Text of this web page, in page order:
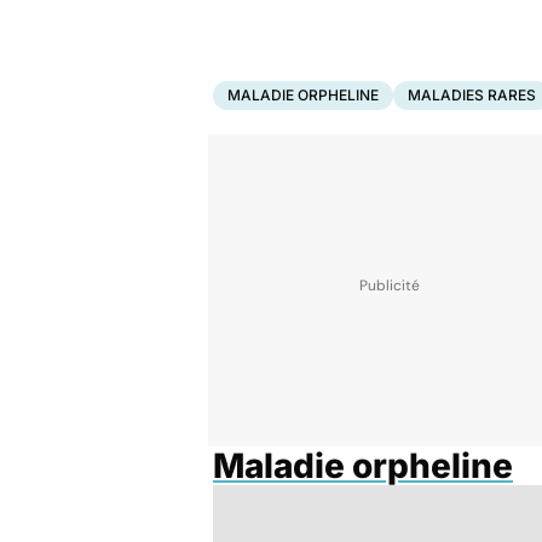
MALADIE ORPHELINE MALADIES RARES
Maladie orpheline